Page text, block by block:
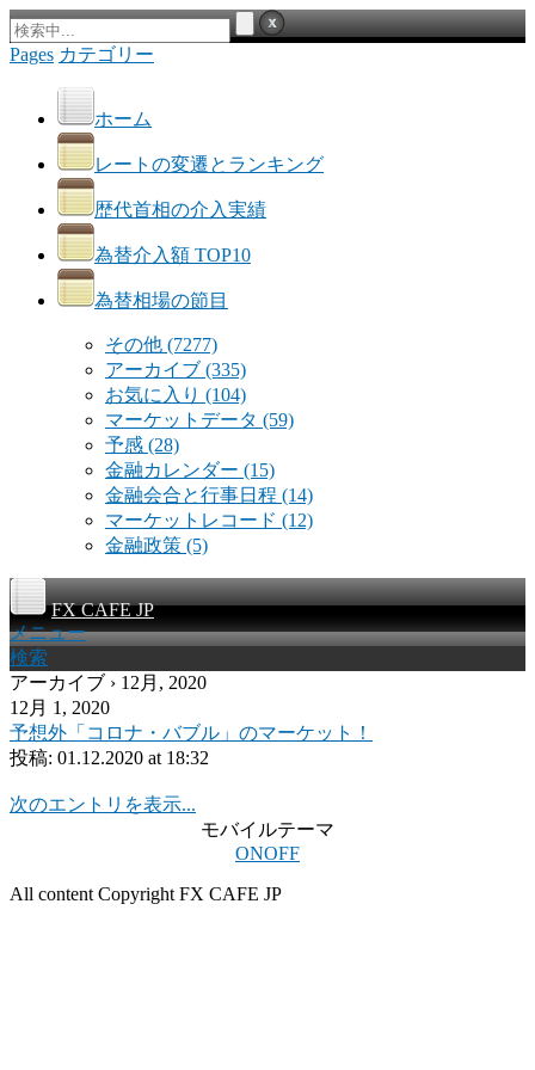
Pages カテゴリー
ホーム
レートの変遷とランキング
歴代首相の介入実績
為替介入額 TOP10
為替相場の節目
その他 (7277)
アーカイブ (335)
お気に入り (104)
マーケットデータ (59)
予感 (28)
金融カレンダー (15)
金融会合と行事日程 (14)
マーケットレコード (12)
金融政策 (5)
FX CAFE JP
メニュー
検索
アーカイブ › 12月, 2020
12月 1, 2020
予想外「コロナ・バブル」のマーケット！
投稿: 01.12.2020 at 18:32
次のエントリを表示...
モバイルテーマ
ONOFF
All content Copyright FX CAFE JP